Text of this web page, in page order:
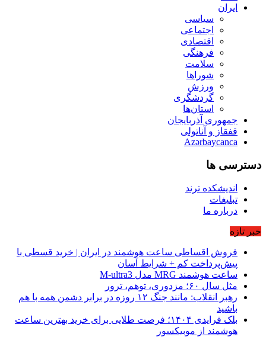
ایران
سیاسی
اجتماعی
اقتصادی
فرهنگی
سلامت
شوراها
ورزش
گردشگری
استان‌ها
جمهوری آذربایجان
قفقاز و آناتولی
Azərbaycanca
دسترسی ها
اندیشکده ترند
تبلیغات
درباره ما
خبر تازه
فروش اقساطی ساعت هوشمند در ایران | خرید قسطی با
پیش‌پرداخت کم + شرایط آسان
ساعت هوشمند MRG مدل M-ultra3
مثل سال ۶۰؛ مزدوری، توهم، ترور
رهبر انقلاب: مانند جنگ ۱۲ روزه در برابر دشمن همه با هم
باشید
بلک فرایدی ۱۴۰۴؛ فرصت طلایی برای خرید بهترین ساعت
هوشمند از موبیکسور